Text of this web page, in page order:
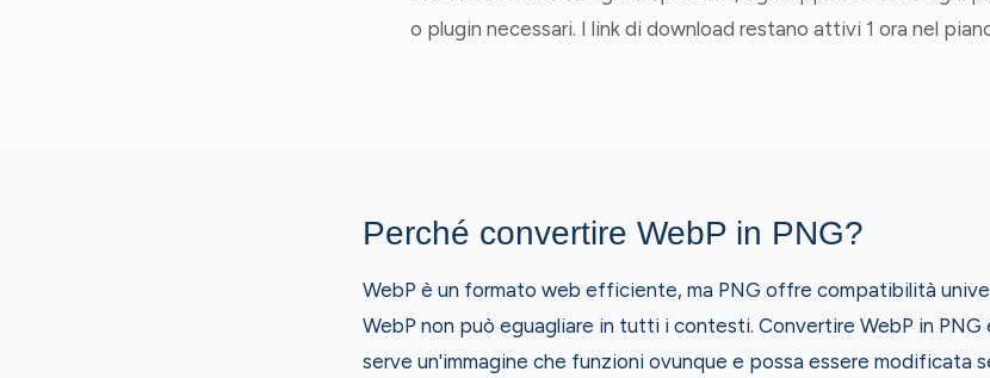
o plugin necessari. I link di download restano attivi 1 ora nel
Perché convertire WebP in PNG?
WebP è un formato web efficiente, ma PNG offre compatibilità
WebP non può eguagliare in tutti i contesti. Convertire WebP in PNG
serve un'immagine che funzioni ovunque e possa essere modificata